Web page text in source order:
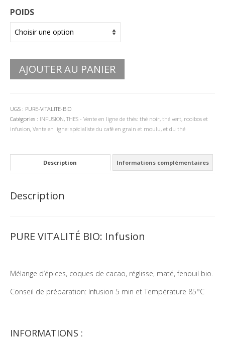
POIDS
AJOUTER AU PANIER
UGS : PURE-VITALITE-BIO
Catégories : INFUSION, THES - Vente en ligne de thés: thé noir, thé vert, rooibos et
infusion, Vente en ligne: spécialiste du café en grain et moulu, et du thé
Description Informations complémentaires
Description
PURE VITALITÉ BIO: Infusion
Mélange d’épices, coques de cacao, réglisse, maté, fenouil bio.
Conseil de préparation: Infusion 5 min et Température 85°C
INFORMATIONS :